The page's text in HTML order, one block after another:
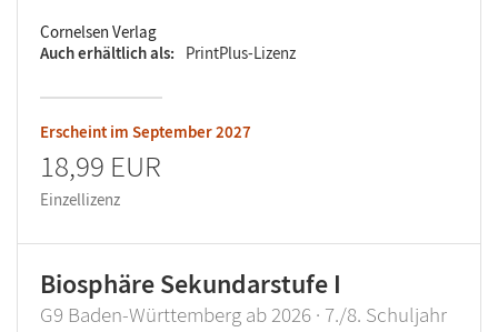
Cornelsen Verlag
Auch erhältlich als
PrintPlus-Lizenz
Erscheint im September 2027
18,99 EUR
Einzellizenz
Biosphäre Sekundarstufe I
G9 Baden-Württemberg ab 2026 · 7./8. Schuljahr